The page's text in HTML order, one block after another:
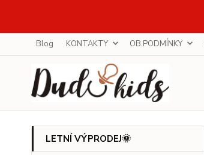
Blog KONTAKTY OB.PODMÍNKY
LETNÍ VÝPRODEJ🌞